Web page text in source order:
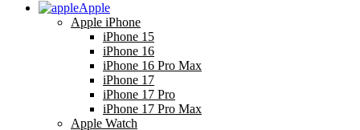
Apple
Apple iPhone
iPhone 15
iPhone 16
iPhone 16 Pro Max
iPhone 17
iPhone 17 Pro
iPhone 17 Pro Max
Apple Watch